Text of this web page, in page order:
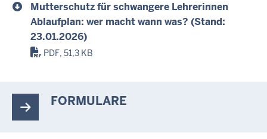
Mutterschutz für schwangere Lehrerinnen
Ablaufplan: wer macht wann was? (Stand:
23.01.2026)
PDF, 51,3 KB
FORMULARE